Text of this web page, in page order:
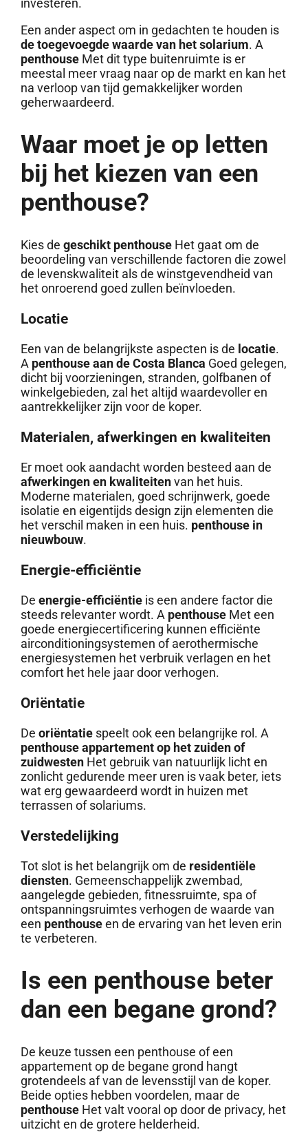
investeren.
Een ander aspect om in gedachten te houden is
de toegevoegde waarde van het solarium. A
penthouseMet dit type buitenruimte is er
meestal meer vraag naar op de markt en kan het
na verloop van tijd gemakkelijker worden
geherwaardeerd.
Waar moet je op letten
bij het kiezen van een
penthouse?
Kies de geschikt penthouseHet gaat om de
beoordeling van verschillende factoren die zowel
de levenskwaliteit als de winstgevendheid van
het onroerend goed zullen beïnvloeden.
Locatie
Een van de belangrijkste aspecten is de locatie.
A penthouse aan de Costa Blanca Goed gelegen,
dicht bij voorzieningen, stranden, golfbanen of
winkelgebieden, zal het altijd waardevoller en
aantrekkelijker zijn voor de koper.
Materialen, afwerkingen en kwaliteiten
Er moet ook aandacht worden besteed aan de
afwerkingen en kwaliteitenvan het huis.
Moderne materialen, goed schrijnwerk, goede
isolatie en eigentijds design zijn elementen die
het verschil maken in een huis. penthouse in
nieuwbouw.
Energie-efficiëntie
De energie-efficiëntieis een andere factor die
steeds relevanter wordt. A penthouseMet een
goede energiecertificering kunnen efficiënte
airconditioningsystemen of aerothermische
energiesystemen het verbruik verlagen en het
comfort het hele jaar door verhogen.
Oriëntatie
De oriëntatiespeelt ook een belangrijke rol. A
penthouse appartement op het zuiden of
zuidwestenHet gebruik van natuurlijk licht en
zonlicht gedurende meer uren is vaak beter, iets
wat erg gewaardeerd wordt in huizen met
terrassen of solariums.
Verstedelijking
Tot slot is het belangrijk om de residentiële
diensten. Gemeenschappelijk zwembad,
aangelegde gebieden, fitnessruimte, spa of
ontspanningsruimtes verhogen de waarde van
een penthouseen de ervaring van het leven erin
te verbeteren.
Is een penthouse beter
dan een begane grond?
De keuze tussen een penthouse of een
appartement op de begane grond hangt
grotendeels af van de levensstijl van de koper.
Beide opties hebben voordelen, maar de
penthouseHet valt vooral op door de privacy, het
uitzicht en de grotere helderheid.